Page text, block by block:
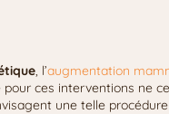
, l’augmentation
pour ces interventions ne
une telle